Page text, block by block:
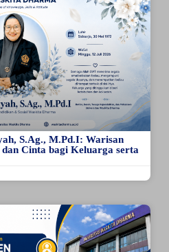
S.Ag., M.Pd.I: Warisan
Cinta bagi Keluarga serta